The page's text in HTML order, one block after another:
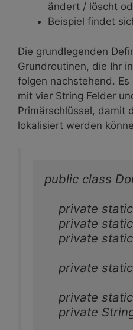
ändert / löscht
Beispiel findet
Die grundlegenden
Grundroutinen, die Ihr
folgen nachstehend. Es
mit vier String Felder
Primärschlüssel, damit
lokalisiert werden
public class
private
private
private
private
private
private